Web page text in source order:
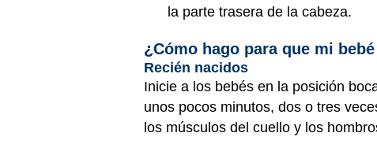
la parte trasera de la cabeza.
¿Cómo hago para que mi
Recién nacidos
Inicie a los bebés en la posición
unos pocos minutos, dos o tres
los músculos del cuello y los